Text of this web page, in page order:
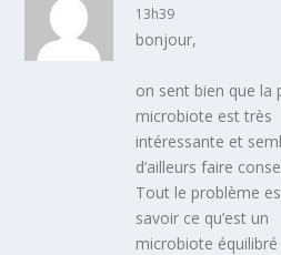
13h39
bonjour,
on sent bien que la
microbiote est très
intéressante et
d’ailleurs faire
Tout le problème
savoir ce qu’est un
microbiote